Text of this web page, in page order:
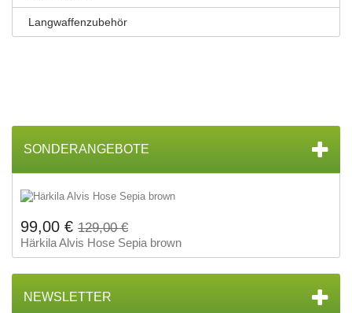
Langwaffenzubehör
SONDERANGEBOTE
99,00 € 129,00 €
Härkila Alvis Hose Sepia brown
NEWSLETTER